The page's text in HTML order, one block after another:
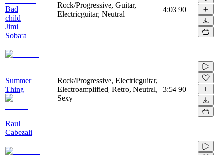
Bad
child
Jimi
Sobara
Rock/Progressive, Guitar,
Electricguitar, Neutral
4:03 90
Summer
Thing
Raul
Cabezali
Rock/Progressive, Electricguitar,
Electroamplified, Retro, Neutral,
Sexy
3:54 90